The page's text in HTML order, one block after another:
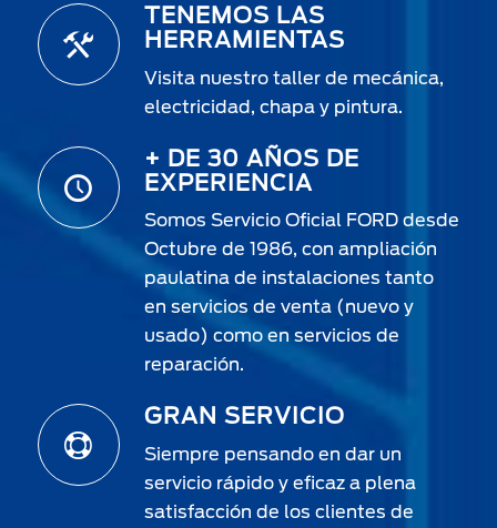
TENEMOS LAS
HERRAMIENTAS
Visita nuestro taller de mecánica,
electricidad, chapa y pintura.
+ DE 30 AÑOS DE
EXPERIENCIA
Somos Servicio Oficial FORD desde
Octubre de 1986, con ampliación
paulatina de instalaciones tanto
en servicios de venta (nuevo y
usado) como en servicios de
reparación.
GRAN SERVICIO
Siempre pensando en dar un
servicio rápido y eficaz a plena
satisfacción de los clientes de